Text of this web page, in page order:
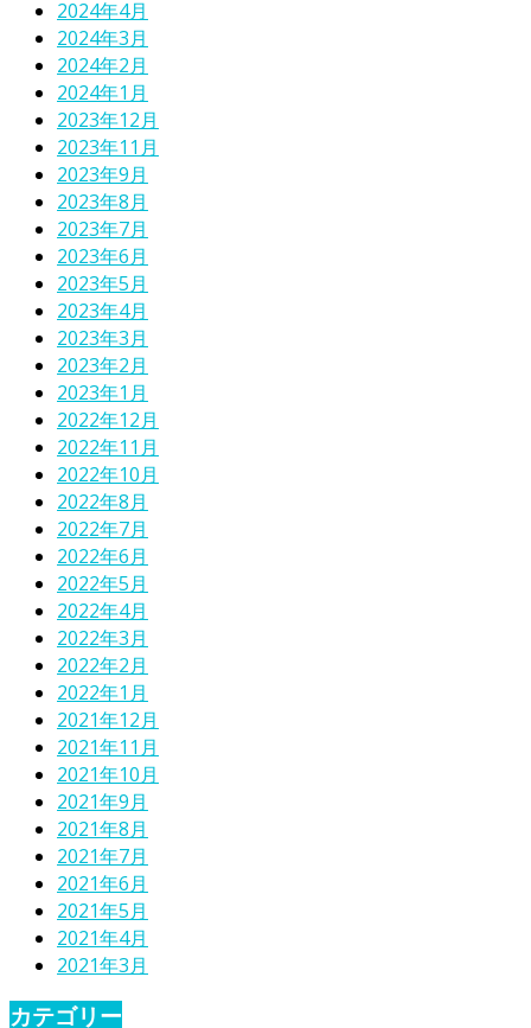
2024年4月
2024年3月
2024年2月
2024年1月
2023年12月
2023年11月
2023年9月
2023年8月
2023年7月
2023年6月
2023年5月
2023年4月
2023年3月
2023年2月
2023年1月
2022年12月
2022年11月
2022年10月
2022年8月
2022年7月
2022年6月
2022年5月
2022年4月
2022年3月
2022年2月
2022年1月
2021年12月
2021年11月
2021年10月
2021年9月
2021年8月
2021年7月
2021年6月
2021年5月
2021年4月
2021年3月
カテゴリー